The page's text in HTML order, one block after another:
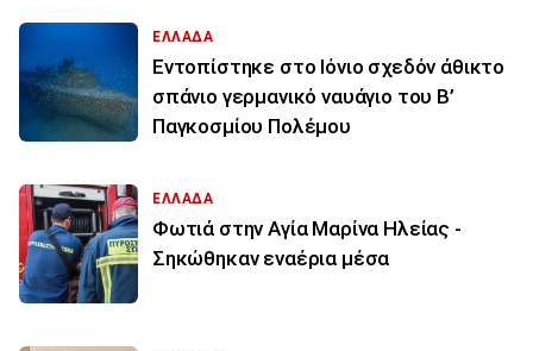
ΕΛΛΑΔΑ
Εντοπίστηκε στο Ιόνιο σχεδόν άθικτο
σπάνιο γερμανικό ναυάγιο του Β’
Παγκοσμίου Πολέμου
ΕΛΛΑΔΑ
Φωτιά στην Aγία Μαρίνα Ηλείας -
Σηκώθηκαν εναέρια μέσα